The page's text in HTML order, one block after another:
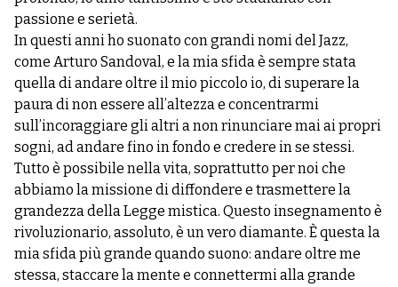
passione e serietà.
In questi anni ho suonato con grandi nomi del Jazz,
come Arturo Sandoval, e la mia sfida è sempre stata
quella di andare oltre il mio piccolo io, di superare la
paura di non essere all’altezza e concentrarmi
sull’incoraggiare gli altri a non rinunciare mai ai propri
sogni, ad andare fino in fondo e credere in se stessi.
Tutto è possibile nella vita, soprattutto per noi che
abbiamo la missione di diffondere e trasmettere la
grandezza della Legge mistica. Questo insegnamento è
rivoluzionario, assoluto, è un vero diamante. È questa la
mia sfida più grande quando suono: andare oltre me
stessa, staccare la mente e connettermi alla grande